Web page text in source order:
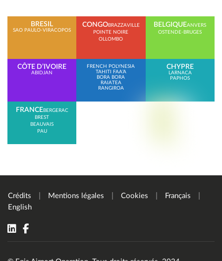
BRESIL
SAO PAULO-VIRACOPOS
CONGOBRAZZAVILLE
POINTE NOIRE
OLLOMBO
BELGIQUEANVERS
OSTENDE-BRUGES
CÔTE D’IVOIRE
ABIDJAN
FRENCH POLYNESIA
TAHITI FAA’A
BORA BORA
RAIATEA
RANGIROA
CHYPRE
LARNACA
PAPHOS
FRANCEBERGERAC
BREST
BEAUVAIS
PAU
Crédits Mentions légales Cookies
Français
English